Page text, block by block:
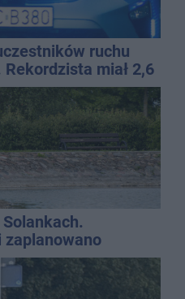
ruchu
miał 2,6
zaplanowano